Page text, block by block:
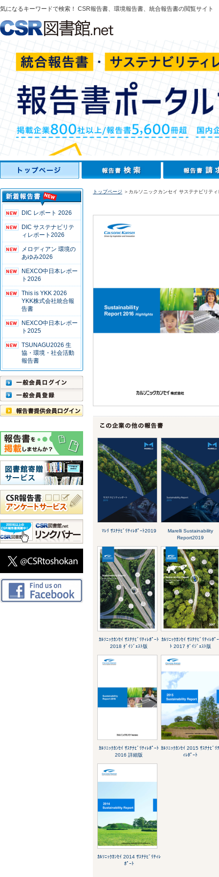
気になるキーワードで検索！ CSR報告書、環境報告書、統合報告書の閲覧サイト
DIC レポート 2026
DIC サステナビリテ
ィレポート2026
メロディアン 環境の
あゆみ2026
NEXCO中日本レポー
ト2026
This is YKK 2026
YKK株式会社統合報
告書
NEXCO中日本レポー
ト2025
TSUNAGU2026 生
協・環境・社会活動
報告書
トップページ ＞カルソニックカンセイ サステナビリテ
ﾏﾚﾘ ｻｽﾃﾅﾋﾞﾘﾃｨﾚﾎﾟｰﾄ2019
Marelli Sustainability
Report2019
ｶﾙｿﾆｯｸｶﾝｾｲ ｻｽﾃﾅﾋﾞﾘﾃｨﾚﾎﾟｰﾄ
2018 ﾀﾞｲｼﾞｪｽﾄ版
ｶﾙｿﾆｯｸｶﾝｾｲ ｻｽﾃﾅﾋﾞﾘﾃｨﾚﾎﾟｰ
ﾄ 2017 ﾀﾞｲｼﾞｪｽﾄ版
ｶﾙｿﾆｯｸｶﾝｾｲ ｻｽﾃﾅﾋﾞﾘﾃｨﾚﾎﾟｰﾄ
2016 詳細版
ｶﾙｿﾆｯｸｶﾝｾｲ 2015 ｻｽﾃﾅﾋﾞﾘ
ｨﾚﾎﾟｰﾄ
ｶﾙｿﾆｯｸｶﾝｾｲ 2014 ｻｽﾃﾅﾋﾞﾘﾃｨﾚ
ﾎﾟｰﾄ